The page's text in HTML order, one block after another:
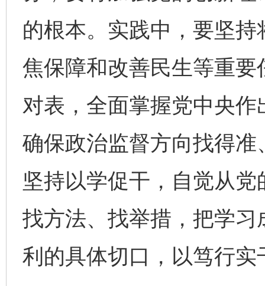
的根本。实践中，要坚
焦保障和改善民生等重
对表，全面掌握党中央
确保政治监督方向找得
坚持以学促干，自觉从
找方法、找举措，把学习
利的具体切口，以笃行